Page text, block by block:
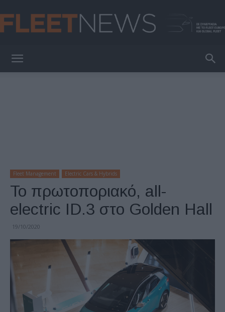
Fleet Management Electric Cars & Hybrids
Το πρωτοποριακό, all-
electric ID.3 στο Golden Hall
19/10/2020